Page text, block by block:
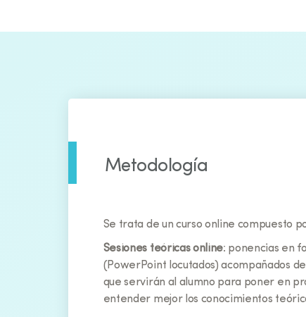
Metodología
Se trata de un curso online compuesto
Sesiones teóricas online: ponencias en
(PowerPoint locutados) acompañados de
que servirán al alumno para poner en
entender mejor los conocimientos